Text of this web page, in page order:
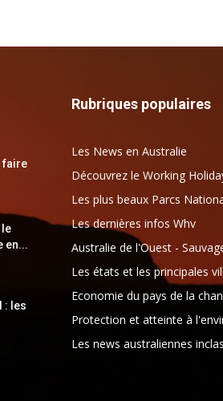
faire
le
en...
: les
Rubriques populaires
Les News en Australie
Découvrez le Working
Les plus beaux Parcs
Les dernières infos Whv
Australie de l'Ouest -
Les états et les principales
Economie du pays de la
Protection et atteinte à
Les news australiennes